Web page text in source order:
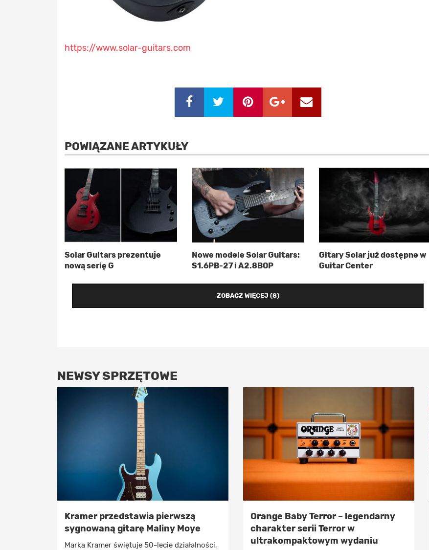
https://www.solar-guitars.com
POWIĄZANE ARTYKUŁY
Solar Guitars prezentuje
nową serię G
Nowe modele Solar Guitars:
S1.6PB-27 i A2.8BOP
Gitary Solar już dostępne w
Guitar Center
ZOBACZ WIĘCEJ (8)
NEWSY SPRZĘTOWE
Kramer przedstawia pierwszą
sygnowaną gitarę Maliny Moye
Marka Kramer świętuje 50-lecie działalności,
Orange Baby Terror – legendarny
charakter serii Terror w
ultrakompaktowym wydaniu